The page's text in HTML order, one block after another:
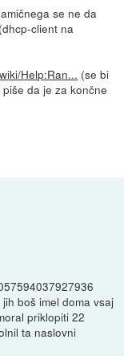
se ne da
client na
Help:Ran... (se bi
da je za končne
boš imel doma vsaj
priklopiti 22
ta naslovni